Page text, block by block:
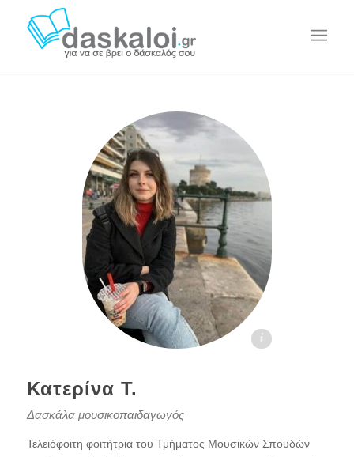
Κατερίνα Τ. daskaloi.gr
Κατερίνα Τ.
Δασκάλα μουσικοπαιδαγωγός
Τελειόφοιτη φοιτήτρια του Τμήματος Μουσικών Σπουδών